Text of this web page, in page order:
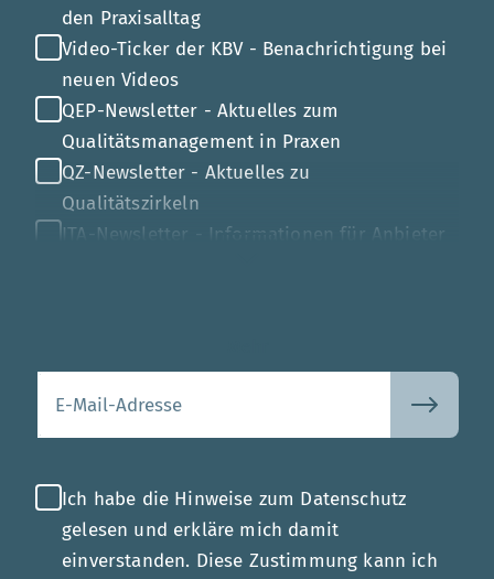
den Praxisalltag
Video-Ticker der KBV - Benachrichtigung bei
neuen Videos
QEP-Newsletter - Aktuelles zum
Qualitätsmanagement in Praxen
QZ-Newsletter - Aktuelles zu
Qualitätszirkeln
ITA-Newsletter - Informationen für Anbieter
Ich habe die Hinweise zum Datenschutz
gelesen und erkläre mich damit
einverstanden. Diese Zustimmung kann ich